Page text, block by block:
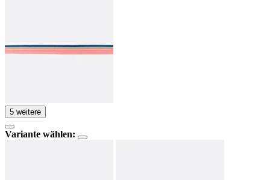
5 weitere
Variante wählen: